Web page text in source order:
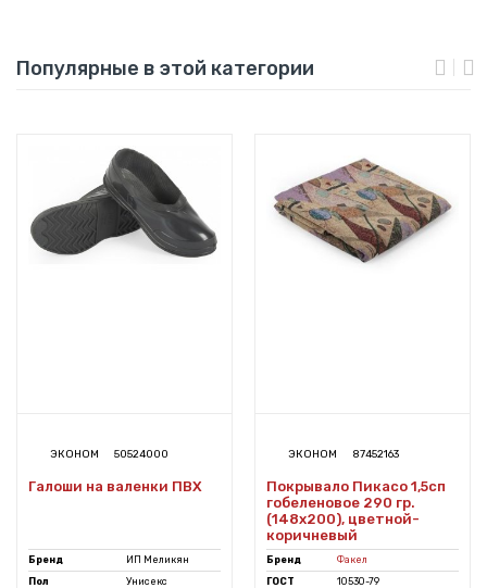
Популярные в этой категории
ЭКОНОМ 50524000
Галоши на валенки ПВХ
Бренд
ИП Меликян
Пол
Унисекс
ЭКОНОМ 87452163
Покрывало Пикасо 1,5сп
гобеленовое 290 гр.
(148х200), цветной-
коричневый
Бренд
Факел
ГОСТ
10530-79